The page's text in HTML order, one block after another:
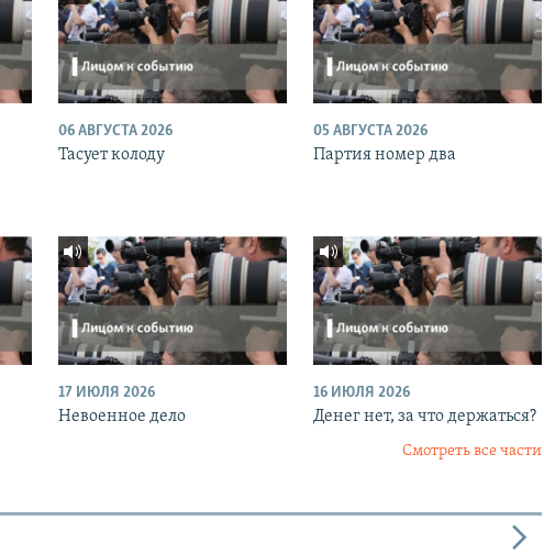
06 АВГУСТА 2026
Тасует колоду
05 АВГУСТА 2026
Партия номер два
17 ИЮЛЯ 2026
Невоенное дело
16 ИЮЛЯ 2026
Денег нет, за что держаться?
Смотреть все части